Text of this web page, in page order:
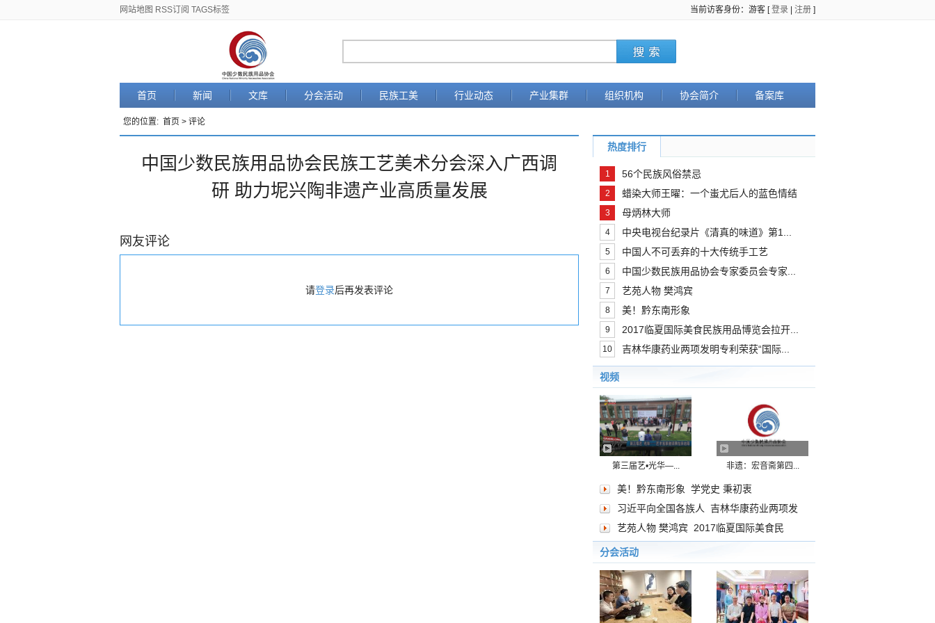
网站地图 RSS订阅 TAGS标签 当前访客身份：游客 [登录 注册 ]
首页 新闻 文库 分会活动 民族工美 行业动态 产业集群 组织机构 协会简介 备案库
您的位置: 首页 > 评论
中国少数民族用品协会民族工艺美术分会深入广西调
研 助力坭兴陶非遗产业高质量发展
网友评论
请登录后再发表评论
热度排行
1 56个民族风俗禁忌
2 蜡染大师王曜：一个蚩尤后人的蓝色情结
3 母炳林大师
4 中央电视台纪录片《清真的味道》第1...
5 中国人不可丢弃的十大传统手工艺
6 中国少数民族用品协会专家委员会专家...
7 艺苑人物 樊鸿宾
8 美！黔东南形象
9 2017临夏国际美食民族用品博览会拉开...
10 吉林华康药业两项发明专利荣获“国际...
视频
第三届艺•光华—... 非遗：宏音斋第四...
美！黔东南形象
学党史 秉初衷
习近平向全国各族人
吉林华康药业两项发
艺苑人物 樊鸿宾 2017临夏国际美食民
分会活动